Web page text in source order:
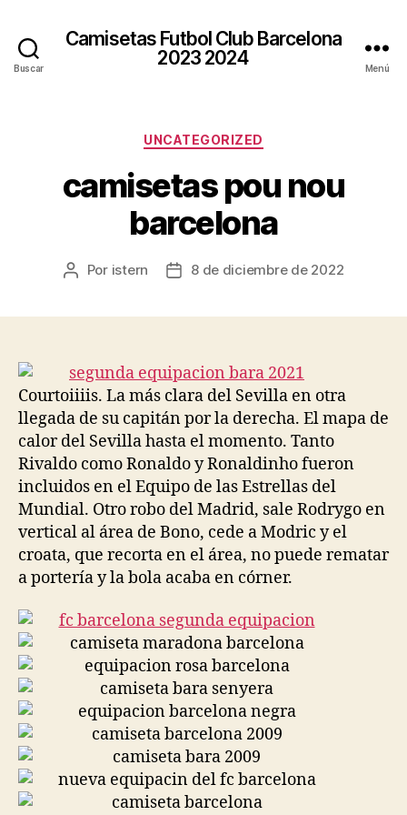
Buscar
Camisetas Futbol Club Barcelona
2023 2024
Menú
Categorías
UNCATEGORIZED
camisetas pou nou
barcelona
Autor
Por istern
Fecha8 de diciembre de 2022
Courtoiiiis. La más clara del Sevilla en otra
llegada de su capitán por la derecha. El mapa de
calor del Sevilla hasta el momento. Tanto
Rivaldo como Ronaldo y Ronaldinho fueron
incluidos en el Equipo de las Estrellas del
Mundial. Otro robo del Madrid, sale Rodrygo en
vertical al área de Bono, cede a Modric y el
croata, que recorta en el área, no puede rematar
a portería y la bola acaba en córner.